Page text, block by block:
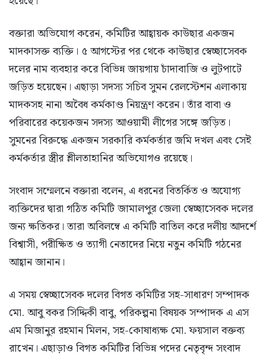
বক্তারা অভিযোগ করেন, কমিটির আহ্বায়ক কাউছার একজন
মাদকাসক্ত ব্যক্তি। ৫ আগস্টের পর থেকে কাউছার স্বেচ্ছাসেবক
দলের নাম ব্যবহার করে বিভিন্ন জায়গায় চাঁদাবাজি ও লুটপাটে
জড়িত হয়েছেন। এছাড়া সদস্য সচিব সুমন রেলস্টেশন এলাকায়
মাদকসহ নানা অবৈধ কর্মকাণ্ড নিয়ন্ত্রণ করেন। তাঁর বাবা ও
পরিবারের কয়েকজন সদস্য আওয়ামী লীগের সঙ্গে জড়িত।
সুমনের বিরুদ্ধে একজন সরকারি কর্মকর্তার জমি দখল এবং সেই
কর্মকর্তার স্ত্রীর শ্লীলতাহানির অভিযোগও রয়েছে।
সংবাদ সম্মেলনে বক্তারা বলেন, এ ধরনের বিতর্কিত ও অযোগ্য
ব্যক্তিদের দ্বারা গঠিত কমিটি জামালপুর জেলা স্বেচ্ছাসেবক দলের
জন্য ক্ষতিকর। তারা অবিলম্বে এ কমিটি বাতিল করে দলীয় আদর্শে
বিশ্বাসী, পরীক্ষিত ও ত্যাগী নেতাদের নিয়ে নতুন কমিটি গঠনের
আহ্বান জানান।
এ সময় স্বেচ্ছাসেবক দলের বিগত কমিটির সহ-সাধারণ সম্পাদক
মো. আবু বকর সিদ্দিকী বাবু, পরিকল্পনা বিষয়ক সম্পাদক এ এস
এম মিজানুর রহমান মিলন, সহ-কোষাধ্যক্ষ মো. ফয়সাল বক্তব্য
রাখেন। এছাড়াও বিগত কমিটির বিভিন্ন পদের নেতৃবৃন্দ সংবাদ